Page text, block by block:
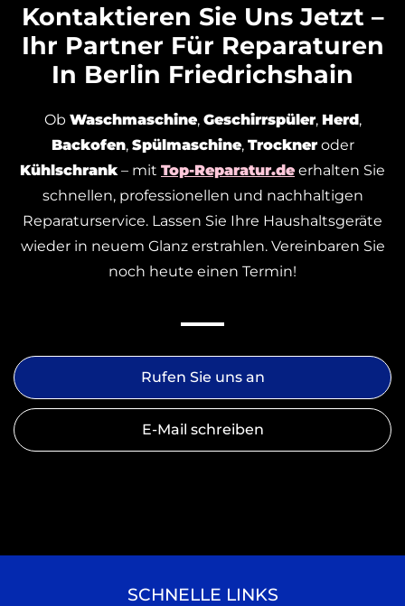
Kontaktieren Sie Uns Jetzt –
Ihr Partner Für Reparaturen
In Berlin Friedrichshain
Ob Waschmaschine, Geschirrspüler, Herd,
Backofen, Spülmaschine, Trockneroder
Kühlschrank – mit Top-Reparatur.de erhalten Sie
schnellen, professionellen und nachhaltigen
Reparaturservice. Lassen Sie Ihre Haushaltsgeräte
wieder in neuem Glanz erstrahlen. Vereinbaren Sie
noch heute einen Termin!
Rufen Sie uns an
E-Mail schreiben
SCHNELLE LINKS